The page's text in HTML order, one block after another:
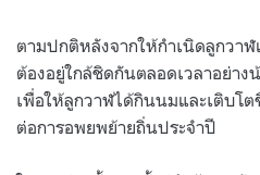
ตามปกติหลังจากให้กำเนิดลูกวา
ต้องอยู่ใกล้ชิดกันตลอดเวลาอย่า
เพื่อให้ลูกวาฬได้กินนมและเติบโ
ต่อการอพยพย้ายถิ่นประจำปี